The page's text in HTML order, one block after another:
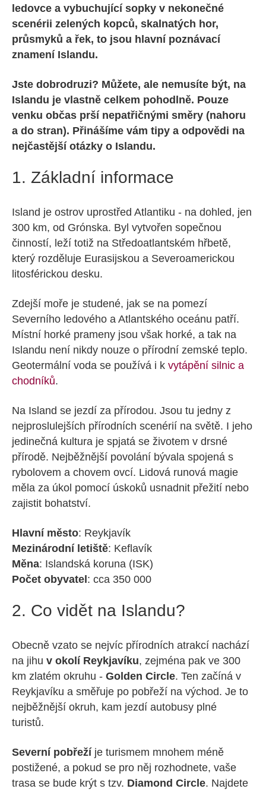
ledovce a vybuchující sopky v nekonečné
scenérii zelených kopců, skalnatých hor,
průsmyků a řek, to jsou hlavní poznávací
znamení Islandu.
Jste dobrodruzi? Můžete, ale nemusíte být, na
Islandu je vlastně celkem pohodlně. Pouze
venku občas prší nepatřičnými směry (nahoru
a do stran). Přinášíme vám tipy a odpovědi na
nejčastější otázky o Islandu.
1. Základní informace
Island je ostrov uprostřed Atlantiku - na dohled, jen
300 km, od Grónska. Byl vytvořen sopečnou
činností, leží totiž na Středoatlantském hřbetě,
který rozděluje Eurasijskou a Severoamerickou
litosférickou desku.
Zdejší moře je studené, jak se na pomezí
Severního ledového a Atlantského oceánu patří.
Místní horké prameny jsou však horké, a tak na
Islandu není nikdy nouze o přírodní zemské teplo.
Geotermální voda se používá i k vytápění silnic a
chodníků.
Na Island se jezdí za přírodou. Jsou tu jedny z
nejproslulejších přírodních scenérií na světě. I jeho
jedinečná kultura je spjatá se životem v drsné
přírodě. Nejběžnější povolání bývala spojená s
rybolovem a chovem ovcí. Lidová runová magie
měla za úkol pomocí úskoků usnadnit přežití nebo
zajistit bohatství.
Hlavní město: Reykjavík
Mezinárodní letiště: Keflavík
Měna: Islandská koruna (ISK)
Počet obyvatel : cca 350 000
2. Co vidět na Islandu?
Obecně vzato se nejvíc přírodních atrakcí nachází
na jihu v okolí Reykjavíku, zejména pak ve 300
km zlatém okruhu - Golden Circle. Ten začíná v
Reykjavíku a směřuje po pobřeží na východ. Je to
nejběžnější okruh, kam jezdí autobusy plné
turistů.
Severní pobřeží je turismem mnohem méně
postižené, a pokud se pro něj rozhodnete, vaše
trasa se bude krýt s tzv. Diamond Circle. Najdete